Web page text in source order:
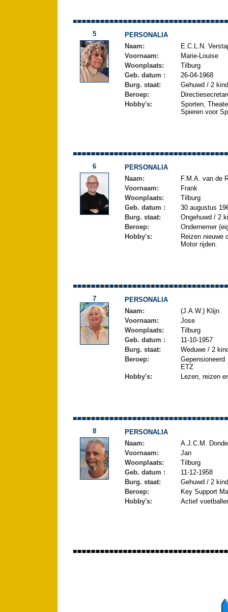
5
PERSONALIA
Naam:
E.C.L.N.
Voornaam:
Marie-Louise
Woonplaats:
Tilburg
Geb. datum :
26-04-1968
Burg. staat:
Gehuwd / 2
Beroep:
Hobby's:
Sporten,
Spieren voor
6
PERSONALIA
Naam:
F.M.A. van de
Voornaam:
Frank
Woonplaats:
Tilburg
Geb. datum :
30 augustus
Burg. staat:
Ongehuwd / 2
Beroep:
Ondernemer
Hobby's:
Reizen nieuwe
Motor rijden.
7
PERSONALIA
Naam:
(J.A.W.) Klijn
Voornaam:
Jose
Woonplaats:
Tilburg
Geb. datum :
11-10-1957
Burg. staat:
Weduwe / 2
Beroep:
ETZ
Hobby's:
Lezen, reizen
8
PERSONALIA
Naam:
A.J.C.M.
Voornaam:
Jan
Woonplaats:
Tilburg
Geb. datum :
11-12-1958
Burg. staat:
Gehuwd / 2
Beroep:
Key Support
Hobby's:
Actief